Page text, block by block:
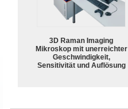
3D Raman Imaging
Mikroskop mit unerreichter
Geschwindigkeit,
Sensitivität und Auflösung